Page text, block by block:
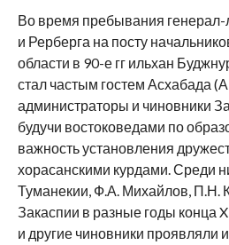
Во время пребывания
и Рерберга на посту
области в 90-е гг ильхан
стал частым гостем Асхабада
администраторы и чиновники
будучи востоковедами по
важность установления
хорасанскими курдами. Среди
Туманекии, Ф.А. Михайлов, П.Н.
Закаспии в разные годы конца
и другие чиновники проявляли